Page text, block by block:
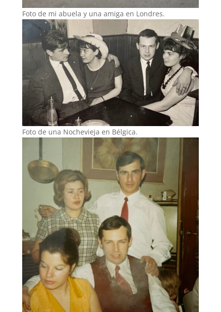
Foto de mi abuela y una amiga en Londres.
Foto de una Nochevieja en Bélgica.